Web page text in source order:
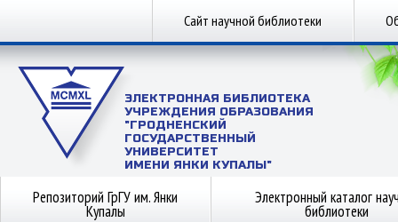
Сайт научной библиотеки
ЭЛЕКТРОННАЯ БИБЛИОТЕКА
УЧРЕЖДЕНИЯ ОБРАЗОВАНИЯ
"ГРОДНЕНСКИЙ
ГОСУДАРСТВЕННЫЙ
УНИВЕРСИТЕТ
ИМЕНИ ЯНКИ КУПАЛЫ"
Репозиторий ГрГУ им. Янки
Купалы
Электронный каталог
библиотеки